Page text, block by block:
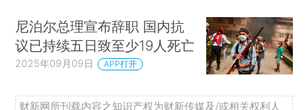
尼泊尔总理宣布辞职 国内抗
议已持续五日致至少19人死亡
2025年09月09日 APP打开
财新网所刊载内容之知识产权为财新传媒及/或相关权利人